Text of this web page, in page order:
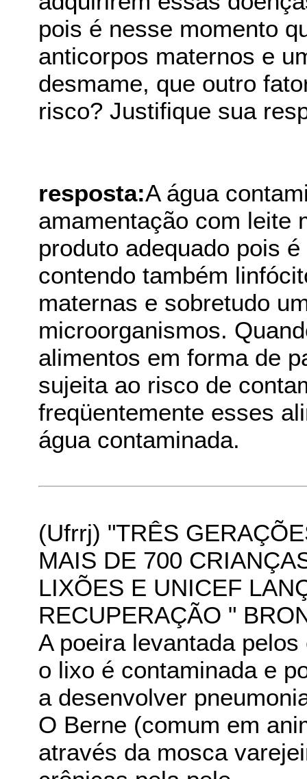
pois é nesse momento
anticorpos maternos e
desmame, que outro
risco? Justifique sua
resposta:A água
amamentação com leite
produto adequado pois
contendo também
maternas e sobretudo
microorganismos.
alimentos em forma de
sujeita ao risco de
freqüentemente esses
água contaminada.
(Ufrrj) "TRÊS
MAIS DE 700
LIXÕES E UNICEF
RECUPERAÇÃO "
A poeira levantada
o lixo é contaminada e
a desenvolver
O Berne (comum em
através da mosca